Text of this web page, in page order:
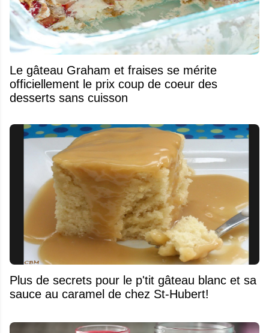
Le gâteau Graham et fraises se mérite
officiellement le prix coup de coeur des
desserts sans cuisson
Plus de secrets pour le p'tit gâteau blanc et sa
sauce au caramel de chez St-Hubert!